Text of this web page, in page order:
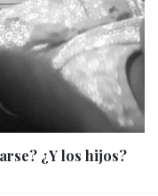
¿Y los hijos?